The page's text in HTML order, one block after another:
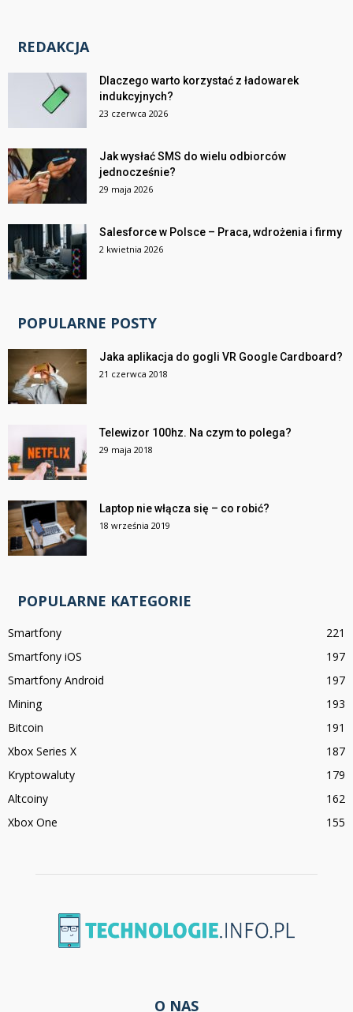
REDAKCJA
Dlaczego warto korzystać z ładowarek
indukcyjnych?
23 czerwca 2026
Jak wysłać SMS do wielu odbiorców
jednocześnie?
29 maja 2026
Salesforce w Polsce – Praca, wdrożenia i firmy
2 kwietnia 2026
POPULARNE POSTY
Jaka aplikacja do gogli VR Google Cardboard?
21 czerwca 2018
Telewizor 100hz. Na czym to polega?
29 maja 2018
Laptop nie włącza się – co robić?
18 września 2019
POPULARNE KATEGORIE
Smartfony
221
Smartfony iOS
197
Smartfony Android
197
Mining
193
Bitcoin
191
Xbox Series X
187
Kryptowaluty
179
Altcoiny
162
Xbox One
155
O NAS